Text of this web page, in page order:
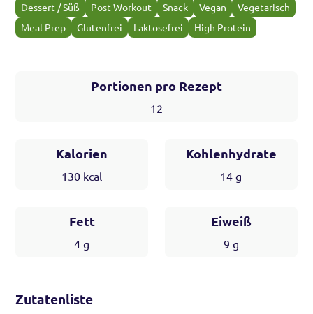
Dessert / Süß Post-Workout Snack Vegan
Vegetarisch
Meal Prep
Glutenfrei Laktosefrei High Protein
Portionen pro Rezept
12
Kalorien
130 kcal
Kohlenhydrate
14 g
Fett
4 g
Eiweiß
9 g
Zutatenliste